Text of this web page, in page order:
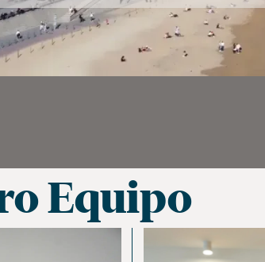
Equipo